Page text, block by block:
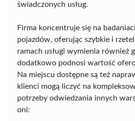
świadczonych usług.
Firma koncentruje się na
pojazdów, oferując szybkie i
ramach usługi wymienia również
dodatkowo podnosi wartość
Na miejscu dostępne są też
klienci mogą liczyć na
potrzeby odwiedzania innych
oni: